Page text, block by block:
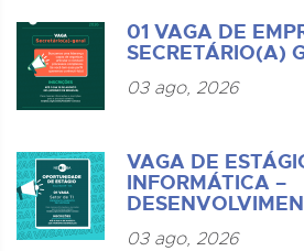
01 VAGA DE
SECRETÁRIO(A)
03 ago, 2026
VAGA DE
INFORMÁTICA –
03 ago, 2026